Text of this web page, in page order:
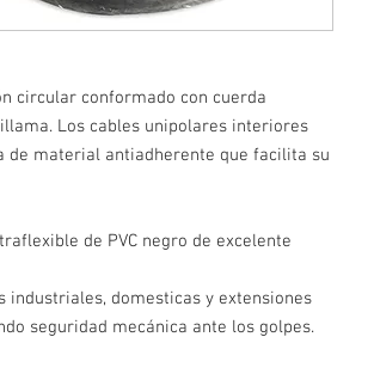
circular conformado con cuerda
Los cables unipolares interiores
de material antiadherente que facilita su
de PVC negro de excelente
industriales, domesticas y extensiones
seguridad mecánica ante los golpes.